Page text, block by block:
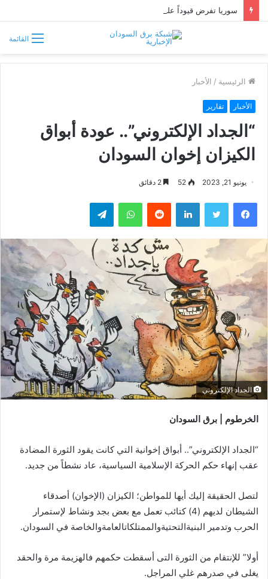
القائمة
الرئيسية / الأخبار
الأخبار تقارير
“الجداد الإلكتروني”.. عودة أبواق
الكيزان إخوان السودان
يونيو 21, 2023 52
فيسبوك تويتر لينكدإن واتساب تيلقرام
الجداد الإلكتروني
الخرطوم | برق السودان
“الجداد الإلكتروني”.. أبواق إخوانية التي كانت يقود الثورة المضادة
عقب إنهاء حكم الحركة الإسلامية السياسية، عاد نشطاً من جديد.
لتصل الحقيقة إليك أيها للمواطن؛ الكيزان (الإخوان) أصدقاء
الشيطان لديهم (4) كتائب تعمل مع بعض بجد ونشاط لإستمرار
الحرب وتدمير البنيةالتحتيةوالممتلكاتالعامةوالخاصة في السودان.
أولا” للإنتقام من الثورة التى أسقطت حكمهم فالهزيمة مرة والحقد
يغلى في صدرهم غلي المراجل.